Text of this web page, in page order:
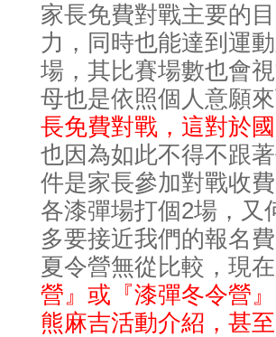
家長免費對戰主要的
力 ， 同時也能達到運
場 ， 其比賽場數也會
母也是依照個人意願
長免費對戰 ， 這對於
也因為如此不得不跟
件是家長參加對戰收
各漆彈場打個2場 ， 又
多要接近我們的報名
夏令營無從比較， 現在
營』或『漆彈冬令營』
熊麻吉活動介紹 ， 甚